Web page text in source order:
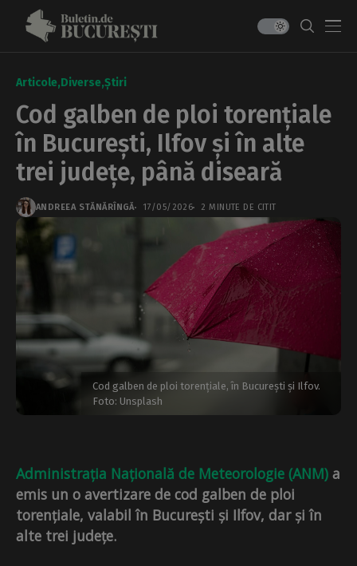
Articole Diverse Știri
Cod galben de ploi torențiale
în București, Ilfov și în alte
trei județe, până diseară
ANDREEA STĂNĂRÎNGĂ 17/05/2026 2 MINUTE DE CITIT
Cod galben de ploi torențiale, în București și Ilfov.
Foto: Unsplash
Administrația Națională de Meteorologie (ANM) a
emis un o avertizare de cod galben de ploi
torențiale, valabil în București și Ilfov, dar și în
alte trei județe.